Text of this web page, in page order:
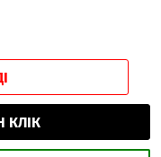
КЛІК